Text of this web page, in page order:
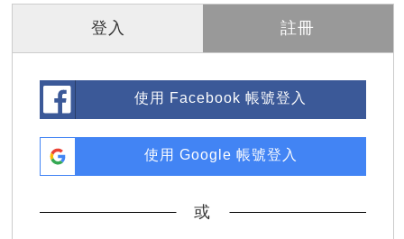
登入 註冊
使用 Facebook 帳號登入
使用 Google 帳號登入
或